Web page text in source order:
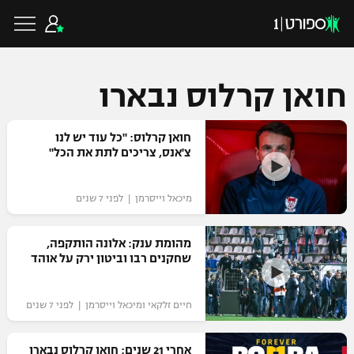
כדורגל ישראלי
ליגת העל
גביע הטוטו
ליגיונרים
גביע המדינה
כדורגל עולמי
ליגת האלופות
ליגה אירופית
ליגה אנגלית
כדורסל ישראלי
ליגת ווינר סל
ליגה לאומית
כדורסל עולמי
NBA
חואן קרלוס נבארו
חואן קרלוס: "כל עוד יש לנו
צ'אנס, צריכים לתת את הכל"
מיכאל וייסרמן | לפני 7 שנים
מהומת ענק: אלונה הותקפה,
שחקנים רבו וביטון ירק על אוהד
חיים זלקאי ומיכאל וייסרמן | לפני 7 שנים
אחרי 21 שנים: חואן קרלוס נבארו